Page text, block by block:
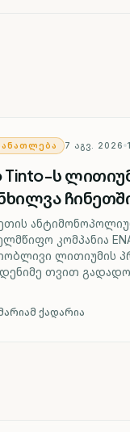
7 ᲐᲒᲕ. 2026 1
Tinto-ს
კომპანია
ლითიუმის
თვით
ქადარია